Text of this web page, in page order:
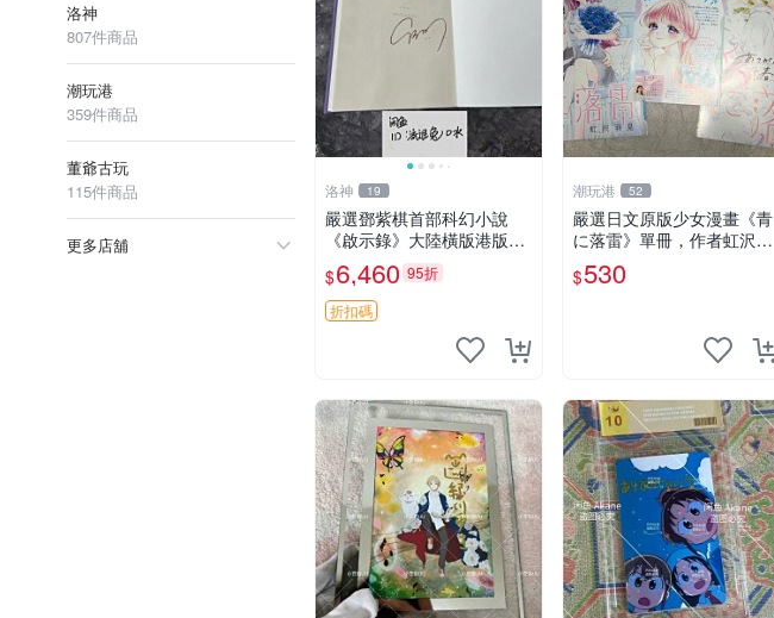
洛神
807件商品
潮玩港
359件商品
董爺古玩
115件商品
更多店舖
洛神 19
嚴選鄧紫棋首部科幻小說
《啟示錄》大陸橫版港版官
版推薦 科幻文學 簽名珍藏
啟示錄 鄧紫棋 科幻
$6,460 95折
折扣碼
潮玩港 52
嚴選日文原版少女漫畫《青
に落雷》單冊，作者虹沢羽
見精心創作，封面藍玫瑰情
侶插畫唯美動人， STORY 3
$530